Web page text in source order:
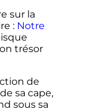
sur la
: Notre
trésor
de
sa cape,
sous sa